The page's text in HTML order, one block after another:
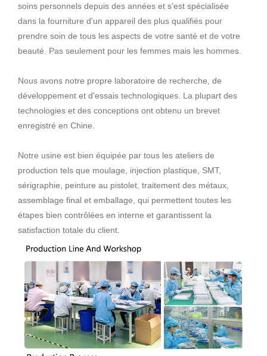
soins personnels depuis des années et s'est spécialisée
dans la fourniture d'un appareil des plus qualifiés pour
prendre soin de tous les aspects de votre santé et de votre
beauté. Pas seulement pour les femmes mais les hommes.
Nous avons notre propre laboratoire de recherche, de
développement et d'essais technologiques. La plupart des
technologies et des conceptions ont obtenu un brevet
enregistré en Chine.
Notre usine est bien équipée par tous les ateliers de
production tels que moulage, injection plastique, SMT,
sérigraphie, peinture au pistolet, traitement des métaux,
assemblage final et emballage, qui permettent toutes les
étapes bien contrôlées en interne et garantissent la
satisfaction totale du client.